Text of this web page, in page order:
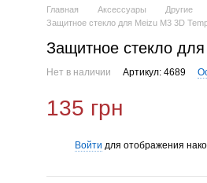
Главная Аксессуары Другие
Защитное стекло для Meizu M3 3D
Защитное стекло
Нет в наличии Артикул: 4689
135 грн
Войти для отображения